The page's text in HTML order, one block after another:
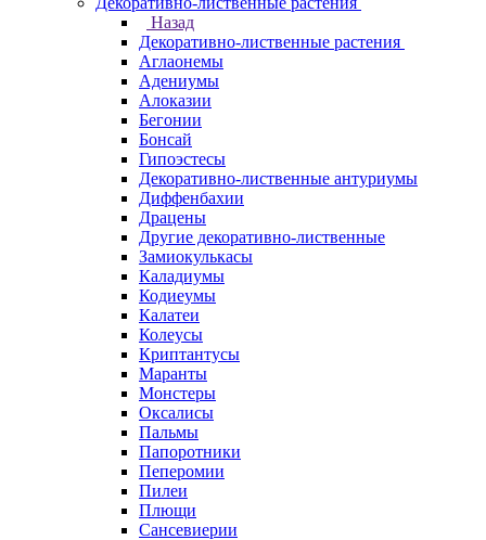
Назад
Декоративно-лиственные растения
Аглаонемы
Адениумы
Алоказии
Бегонии
Бонсай
Гипоэстесы
Декоративно-лиственные антуриумы
Диффенбахии
Драцены
Другие декоративно-лиственные
Замиокулькасы
Каладиумы
Кодиеумы
Калатеи
Колеусы
Криптантусы
Маранты
Монстеры
Оксалисы
Пальмы
Папоротники
Пеперомии
Пилеи
Плющи
Сансевиерии